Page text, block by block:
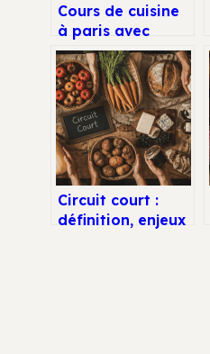
Cours de cuisine
à paris avec
l’univers de cyril
lignac
Circuit court :
définition, enjeux